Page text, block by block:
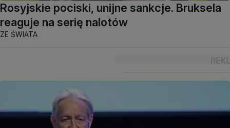
Rosyjskie pociski, unijne sankcje. Bruksela
reaguje na serię nalotów
ZE ŚWIATA